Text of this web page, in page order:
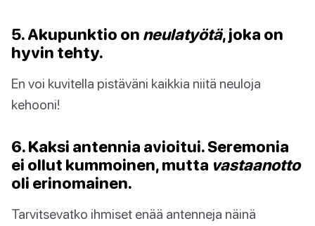
5. Akupunktio on neulatyötä, joka on
hyvin tehty.
En voi kuvitella pistäväni kaikkia niitä neuloja
kehooni!
6. Kaksi antennia avioitui. Seremonia
ei ollut kummoinen, mutta vastaanotto
oli erinomainen.
Tarvitsevatko ihmiset enää antenneja näinä